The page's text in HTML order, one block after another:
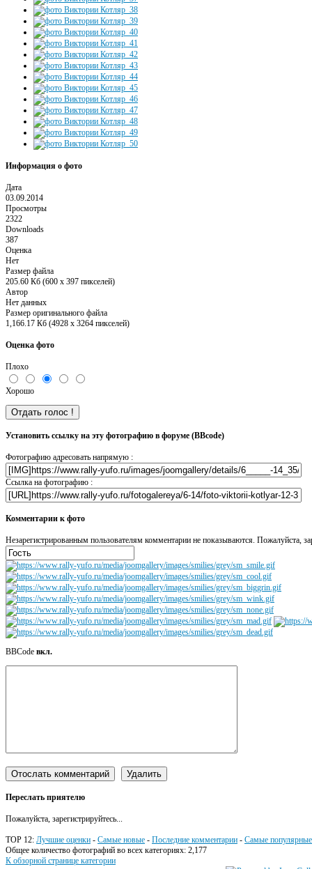
Информация о фото
Дата
03.09.2014
Просмотры
2322
Downloads
387
Оценка
Нет
Размер файла
205.60 Кб (600 x 397 пикселей)
Автор
Нет данных
Размер оригинального файла
1,166.17 Кб (4928 x 3264 пикселей)
Оценка фото
Плохо
Хорошо
Установить ссылку на эту фотографию в форуме (BBcode)
Фотографию адресовать напрямую :
Ссылка на фотографию :
Комментарии к фото
Незарегистрированным пользователям комментарии не показываются. Пожалуйста,
BBCode вкл.
Переслать приятелю
Пожалуйста, зарегистрируйтесь...
TOP 12: Лучшие оценки - Самые новые - Последние комментарии - Самые популярные
Общее количество фотографий во всех категориях: 2,177
К обзорной странице категории